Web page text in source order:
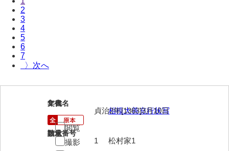
井上勉家文書（大和町）
井下家文書（埼玉県）
井原家文書
2
3
4
5
6
7
〉
1
文書名
相模大善充行状写
請求番号
松村家1
年代
貞治2年[1363]3月10日
数量
1
閲覧
撮影